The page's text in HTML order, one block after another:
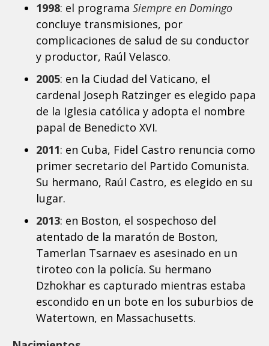
1998: el programa Siempre en Domingo
concluye transmisiones, por
complicaciones de salud de su conductor
y productor, Raúl Velasco.
2005: en la Ciudad del Vaticano, el
cardenal Joseph Ratzinger es elegido papa
de la Iglesia católica y adopta el nombre
papal de Benedicto XVI.
2011: en Cuba, Fidel Castro renuncia como
primer secretario del Partido Comunista.
Su hermano, Raúl Castro, es elegido en su
lugar.
2013: en Boston, el sospechoso del
atentado de la maratón de Boston,
Tamerlan Tsarnaev es asesinado en un
tiroteo con la policía. Su hermano
Dzhokhar es capturado mientras estaba
escondido en un bote en los suburbios de
Watertown, en Massachusetts.